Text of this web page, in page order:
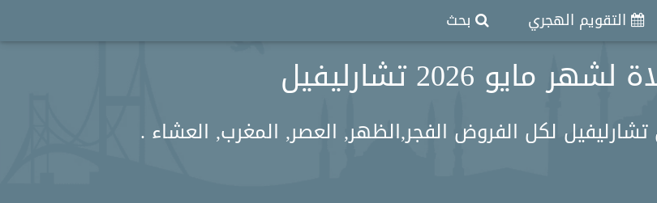
التقويم الهجري بحث
2026 تشارليفيل
لكل الفروض الفجر,الظهر, العصر, المغرب, العشاء .